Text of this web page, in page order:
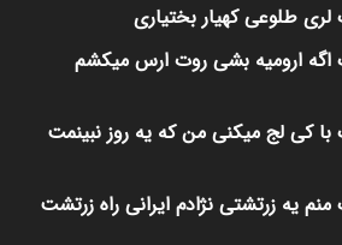
لری طلوعی کهیار بختیاری
اگه ارومیه بشی روت ارس میکشم
با کی لج میکنی من که یه روز نبینمت
منم یه زرتشتی نژادم ایرانی راه زرتشت